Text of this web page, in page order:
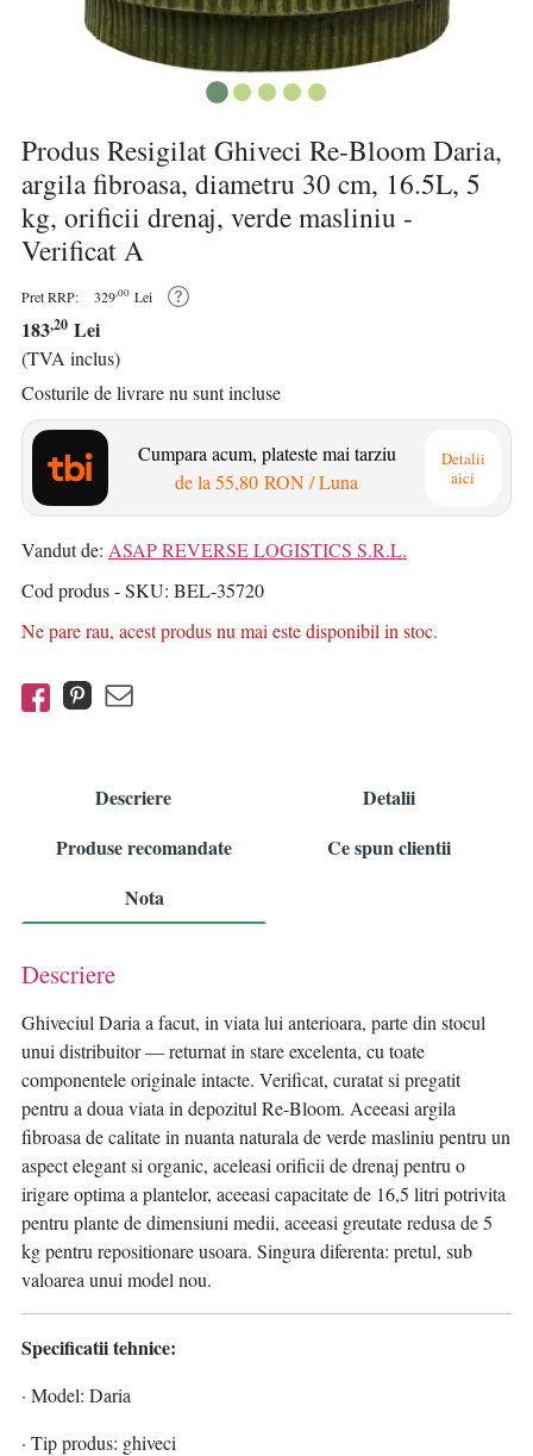
Produs Resigilat Ghiveci Re-Bloom Daria,
argila fibroasa, diametru 30 cm, 16.5L, 5
kg, orificii drenaj, verde masliniu -
Verificat A
Pret RRP: 329,00 Lei
183,20 Lei
(TVA inclus)
Costurile de livrare nu sunt incluse
Cumpara acum, plateste mai tarziu
de la55,80 RON/ Luna
Detalii
aici
Vandut de: ASAP REVERSE LOGISTICS S.R.L.
Cod produs - SKU BEL-35720
Ne pare rau, acest produs nu mai este disponibil in stoc.
Descriere
Detalii
Produse recomandate
Ce spun clientii
Nota
Descriere
Ghiveciul Daria a facut, in viata lui anterioara, parte din stocul
unui distribuitor — returnat in stare excelenta, cu toate
componentele originale intacte. Verificat, curatat si pregatit
pentru a doua viata in depozitul Re-Bloom. Aceeasi argila
fibroasa de calitate in nuanta naturala de verde masliniu pentru un
aspect elegant si organic, aceleasi orificii de drenaj pentru o
irigare optima a plantelor, aceeasi capacitate de 16,5 litri potrivita
pentru plante de dimensiuni medii, aceeasi greutate redusa de 5
kg pentru repositionare usoara. Singura diferenta: pretul, sub
valoarea unui model nou.
Specificatii tehnice:
· Model: Daria
· Tip produs: ghiveci